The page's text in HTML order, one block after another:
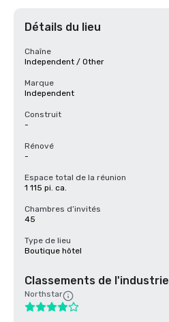
Détails du lieu
Chaîne
Independent / Other
Marque
Independent
Construit
-
Rénové
-
Espace total de la réunion
1 115 pi. ca.
Chambres d’invités
45
Type de lieu
Boutique hôtel
Classements de l'industrie
Northstar